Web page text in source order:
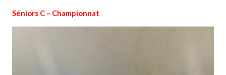
Séniors C – Championnat